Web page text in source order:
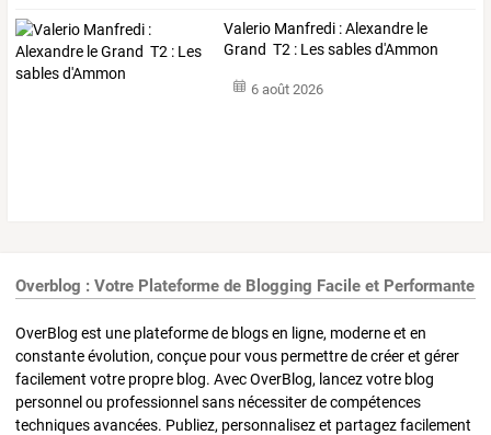
Valerio Manfredi : Alexandre le
Grand T2 : Les sables d'Ammon
6 août 2026
Overblog : Votre Plateforme de Blogging Facile et Performante
OverBlog est une plateforme de blogs en ligne, moderne et en
constante évolution, conçue pour vous permettre de créer et gérer
facilement votre propre blog. Avec OverBlog, lancez votre blog
personnel ou professionnel sans nécessiter de compétences
techniques avancées. Publiez, personnalisez et partagez facilement